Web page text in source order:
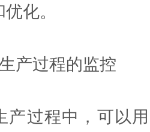
化。
过程的监控
过程中，可以用